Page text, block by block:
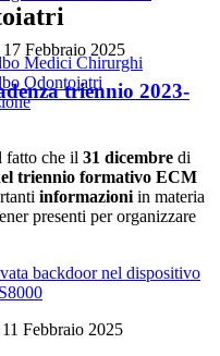
Medici Chirurghi
Odontoiatri
Febbraio 2025
triennio 2023-
fatto che il 31 dicembre di
triennio formativo ECM
informazioni in materia
presenti per organizzare
Febbraio 2025